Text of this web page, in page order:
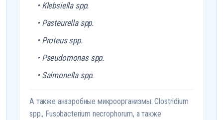
• Klebsiella spp.
• Pasteurella spp.
• Proteus spp.
• Pseudomonas spp.
• Salmonella spp.
А также анаэробные микроорганизмы: Clostridium
spp., Fusobacterium necrophorum, а также